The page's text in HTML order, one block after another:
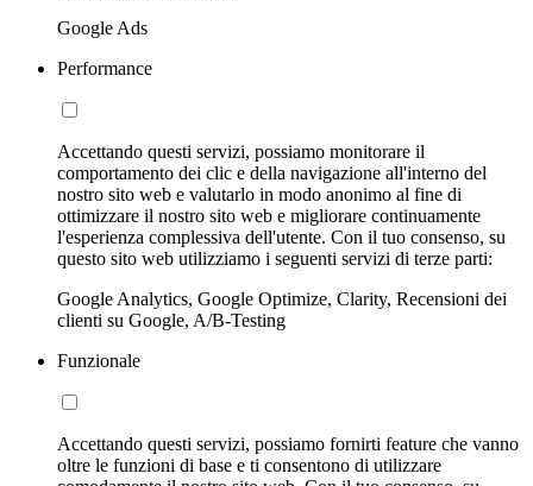
Google Ads
Performance
Accettando questi servizi, possiamo monitorare il
comportamento dei clic e della navigazione all'interno del
nostro sito web e valutarlo in modo anonimo al fine di
ottimizzare il nostro sito web e migliorare continuamente
l'esperienza complessiva dell'utente. Con il tuo consenso, su
questo sito web utilizziamo i seguenti servizi di terze parti:
Google Analytics, Google Optimize, Clarity, Recensioni dei
clienti su Google, A/B-Testing
Funzionale
Accettando questi servizi, possiamo fornirti feature che vanno
oltre le funzioni di base e ti consentono di utilizzare